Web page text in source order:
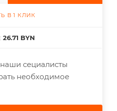
В 1 КЛИК
26.71 BYN
сециалисты
необходимое